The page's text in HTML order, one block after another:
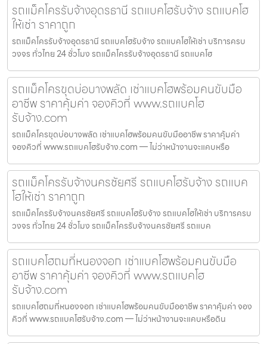
รถแม็คโครรับจ้างอุดรธานี รถแบคโฮรับจ้าง รถแบคโฮ
ให้เช่า ราคาถูก
รถแม็คโครรับจ้างอุดรธานี รถแบคโฮรับจ้าง รถแบคโฮให้เช่า บริการครบ
วงจร ทั่วไทย 24 ชั่วโมง รถแม็คโครรับจ้างอุดรธานี รถแบคโฮ
รถแม็คโครขุดบ่อบางพลัด เช่าแบคโฮพร้อมคนขับมือ
อาชีพ ราคาคุ้มค่า จองคิวที่ www.รถแบคโฮ
รับจ้าง.com
รถแม็คโครขุดบ่อบางพลัด เช่าแบคโฮพร้อมคนขับมืออาชีพ ราคาคุ้มค่า
จองคิวที่ www.รถแบคโฮรับจ้าง.com — ไม่ว่าหน้างานจะแคบหรือ
รถแม็คโครรับจ้างนครชัยศรี รถแบคโฮรับจ้าง รถแบค
โฮให้เช่า ราคาถูก
รถแม็คโครรับจ้างนครชัยศรี รถแบคโฮรับจ้าง รถแบคโฮให้เช่า บริการครบ
วงจร ทั่วไทย 24 ชั่วโมง รถแม็คโครรับจ้างนครชัยศรี รถแบค
รถแบคโฮถมที่หนองจอก เช่าแบคโฮพร้อมคนขับมือ
อาชีพ ราคาคุ้มค่า จองคิวที่ www.รถแบคโฮ
รับจ้าง.com
รถแบคโฮถมที่หนองจอก เช่าแบคโฮพร้อมคนขับมืออาชีพ ราคาคุ้มค่า จอง
คิวที่ www.รถแบคโฮรับจ้าง.com — ไม่ว่าหน้างานจะแคบหรือดิน